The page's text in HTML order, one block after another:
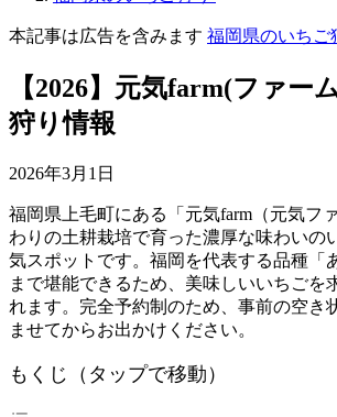
本記事は広告を含みます 福岡県のいちご
【2026】元気farm(ファー
狩り情報
2026年3月1日
福岡県上毛町にある「元気farm（元気フ
わりの土耕栽培で育った濃厚な味わいの
気スポットです。福岡を代表する品種「
まで堪能できるため、美味しいいちごを
れます。完全予約制のため、事前の空き
ませてからお出かけください。
もくじ（タップで移動）